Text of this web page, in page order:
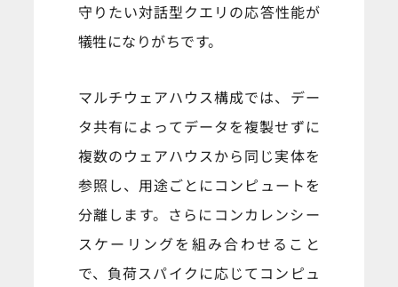
守りたい対話型クエリの応答性能が
犠牲になりがちです。
マルチウェアハウス構成では、デー
タ共有によってデータを複製せずに
複数のウェアハウスから同じ実体を
参照し、用途ごとにコンピュートを
分離します。さらにコンカレンシー
スケーリングを組み合わせること
で、負荷スパイクに応じてコンピュ